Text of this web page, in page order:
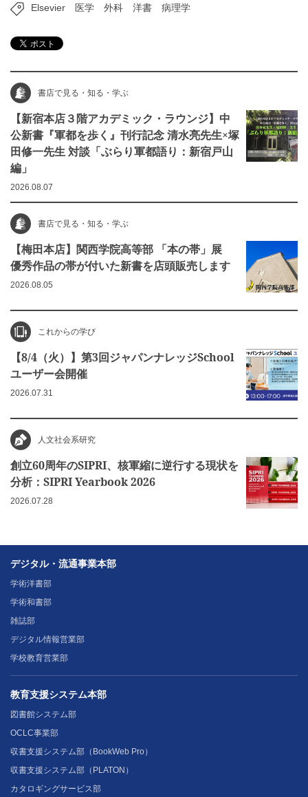
Elsevier 医学 外科 洋書 病理学
書店で見る・知る・学ぶ
【新宿本店３階アカデミック・ラウンジ】中
公新書『軍都を歩く』刊行記念 清水亮先生×塚
田修一先生 対談「ぶらり軍都語り：新宿戸山
編」
2026.08.07
書店で見る・知る・学ぶ
【梅田本店】関西学院高等部 「本の帯」展
優秀作品の帯が付いた新書を店頭販売します
2026.08.05
これからの学び
【8/4（火）】第3回ジャパンナレッジSchool
ユーザー会開催
2026.07.31
人文社会系研究
創立60周年のSIPRI、核軍縮に逆行する現状を
分析：SIPRI Yearbook 2026
2026.07.28
デジタル・流通事業本部
学術洋書部
学術和書部
雑誌部
デジタル情報営業部
学校教育営業部
教育支援システム本部
図書館システム部
OCLC事業部
収書支援システム部（BookWeb Pro）
収書支援システム部（PLATON）
カタロギングサービス部